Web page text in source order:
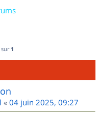
sur 1
« 04 juin 2025, 09:27